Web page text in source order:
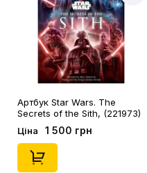
Артбук Star Wars. The
Secrets of the Sith, (221973)
Ціна 1 500 грн